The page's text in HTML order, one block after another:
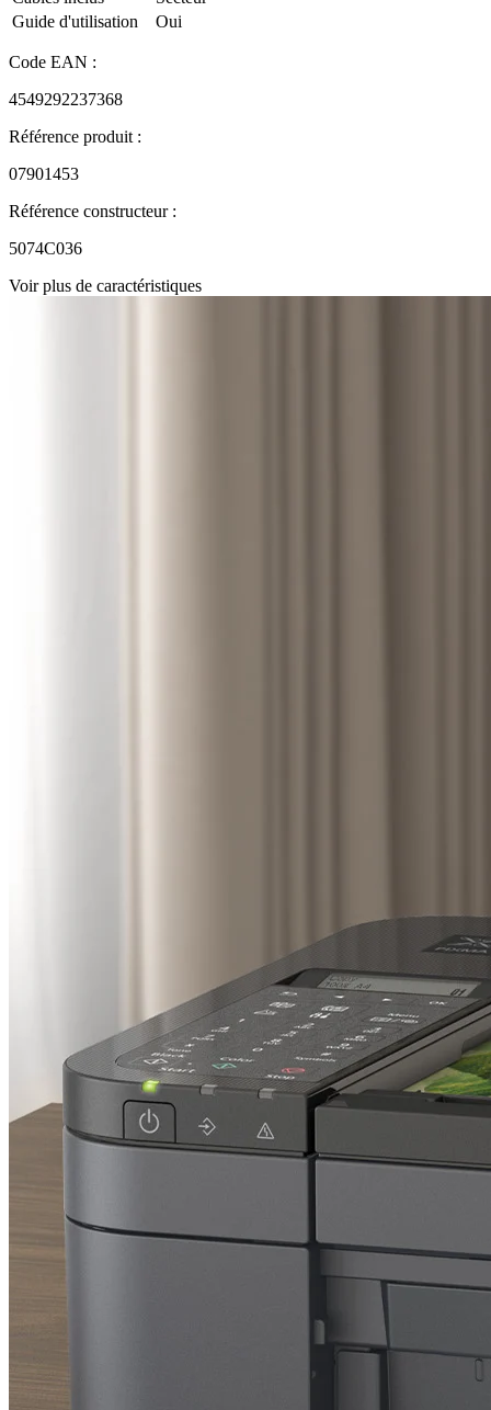
Guide d'utilisation
Oui
Code EAN :
4549292237368
Référence produit :
07901453
Référence constructeur :
5074C036
Voir plus de caractéristiques